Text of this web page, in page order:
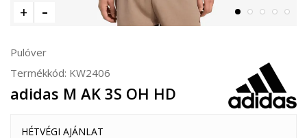
Pulóver
Termékkód: KW2406
adidas M AK 3S OH HD
HÉTVÉGI AJÁNLAT